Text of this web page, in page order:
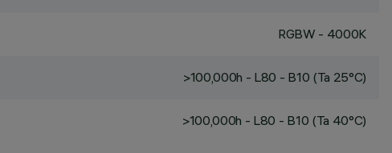
RGBW - 4000K
>100,000h - L80 - B10 (Ta 25°C)
>100,000h - L80 - B10 (Ta 40°C)